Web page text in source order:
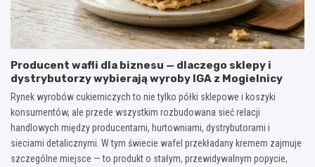
Producent wafli dla biznesu — dlaczego sklepy i
dystrybutorzy wybierają wyroby IGA z Mogielnicy
Rynek wyrobów cukierniczych to nie tylko półki sklepowe i koszyki
konsumentów, ale przede wszystkim rozbudowana sieć relacji
handlowych między producentami, hurtowniami, dystrybutorami i
sieciami detalicznymi. W tym świecie wafel przekładany kremem zajmuje
szczególne miejsce — to produkt o stałym, przewidywalnym popycie,